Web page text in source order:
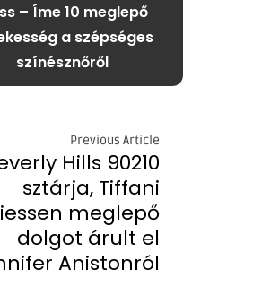
– Íme 10 meglepő
a szépséges
színésznőről
Previous Article
Hills 90210
sztárja, Tiffani
meglepő
dolgot árult el
Anistonról